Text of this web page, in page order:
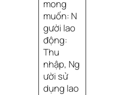
mong
muốn: N
gười lao
động:
Thu
nhập, Ng
ười sử
dụng lao